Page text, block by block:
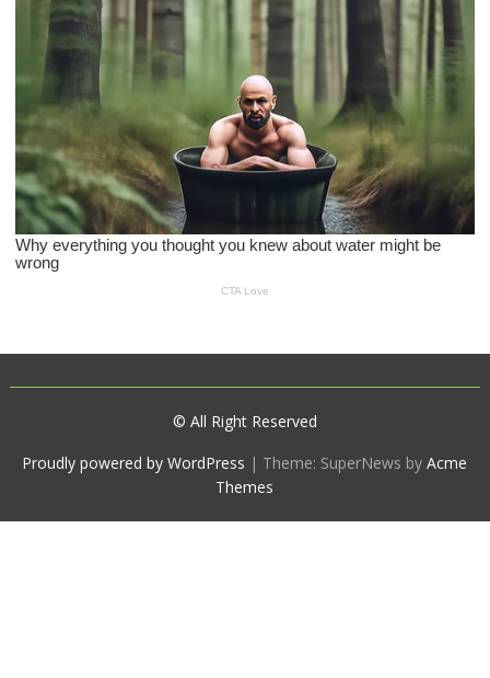
© All Right Reserved
Proudly powered by WordPress | Theme: SuperNews byAcme
Themes